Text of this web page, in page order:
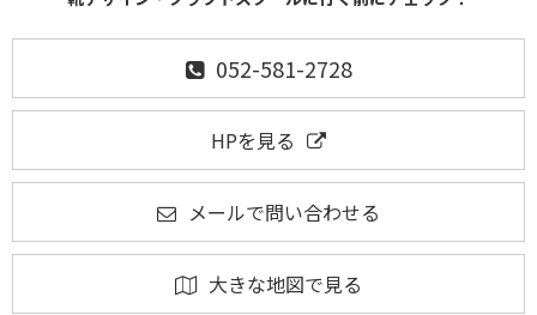
052-581-2728
HPを見る
メールで問い合わせる
大きな地図で見る